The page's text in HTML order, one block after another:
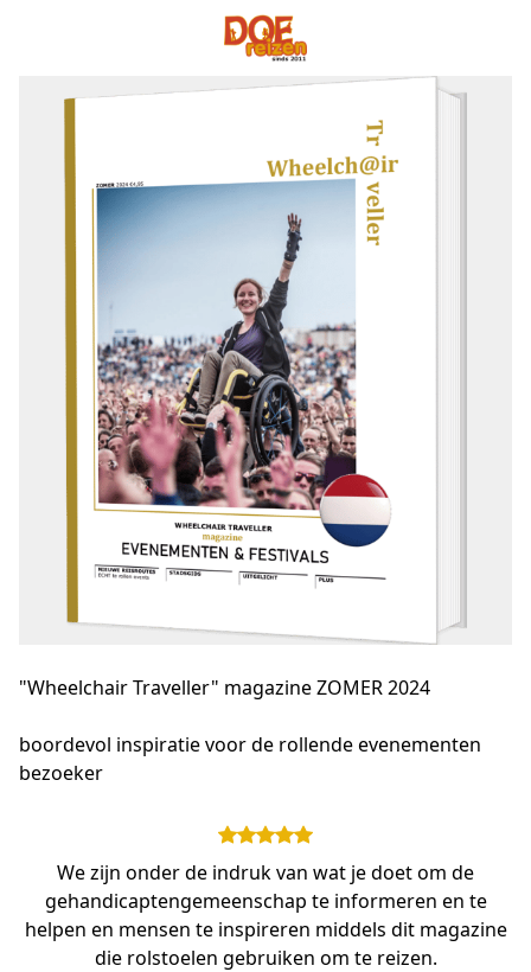
"Wheelchair Traveller" magazine ZOMER 2024
boordevol inspiratie voor de rollende evenementen
bezoeker
We zijn onder de indruk van wat je doet om de
gehandicaptengemeenschap te informeren en te
helpen en mensen te inspireren middels dit magazine
die rolstoelen gebruiken om te reizen.